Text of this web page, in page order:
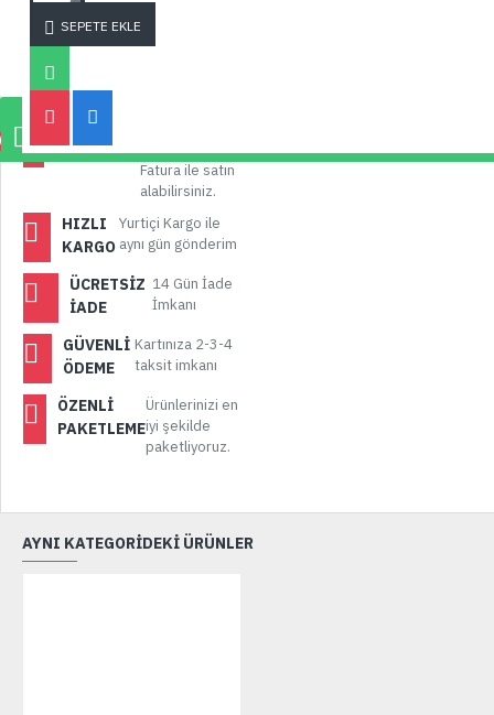
0 ürün - 0,00 TL
SEPETE EKLE
KURUMSAL
FATURA
Kurumsal
Fatura ile satın
alabilirsiniz.
HIZLI
KARGO
Yurtiçi Kargo ile
aynı gün gönderim
ÜCRETSIZ
İADE
14 Gün İade
İmkanı
GÜVENLI
ÖDEME
Kartınıza 2-3-4
taksit imkanı
ÖZENLI
PAKETLEME
Ürünlerinizi en
iyi şekilde
paketliyoruz.
AYNI KATEGORİDEKİ ÜRÜNLER